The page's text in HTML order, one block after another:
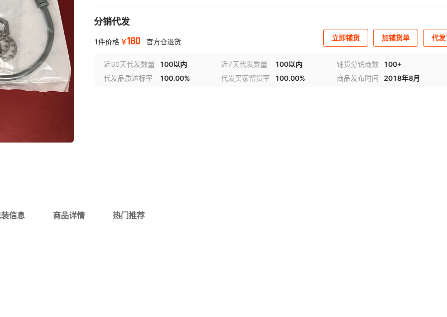
分销代发
1件价格 ￥180 官方仓退货 立即铺货 加铺货单 代
近30天代发数量 100以内 近7天代发数量 100以内 铺货分销商数
100+
代发品质达标率
100.00% 代发买家留货率 100.00% 商品发布时间 2018年8月
信息 商品详情 热门推荐